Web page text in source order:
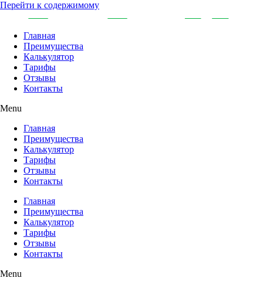
Перейти к содержимому
Главная
Преимущества
Калькулятор
Тарифы
Отзывы
Контакты
Menu
Главная
Преимущества
Калькулятор
Тарифы
Отзывы
Контакты
Главная
Преимущества
Калькулятор
Тарифы
Отзывы
Контакты
Menu